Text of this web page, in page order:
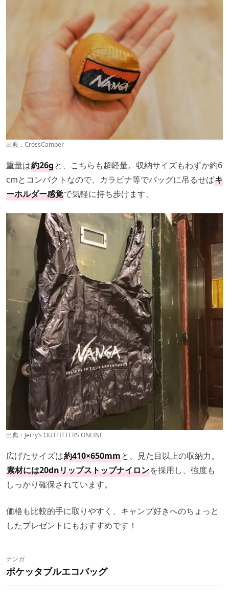
出典： CrossCamper
重量は約26gと、こちらも超軽量。収納サイズもわずか約6
cmとコンパクトなので、カラビナ等でバッグに吊るせばキ
ーホルダー感覚で気軽に持ち歩けます。
出典： Jerry’s OUTFITTERS ONLINE
広げたサイズは約410×650mmと、見た目以上の収納力。
素材には20dnリップストップナイロンを採用し、強度も
しっかり確保されています。
価格も比較的手に取りやすく、キャンプ好きへのちょっと
したプレゼントにもおすすめです！
ナンガ
ポケッタブルエコバッグ